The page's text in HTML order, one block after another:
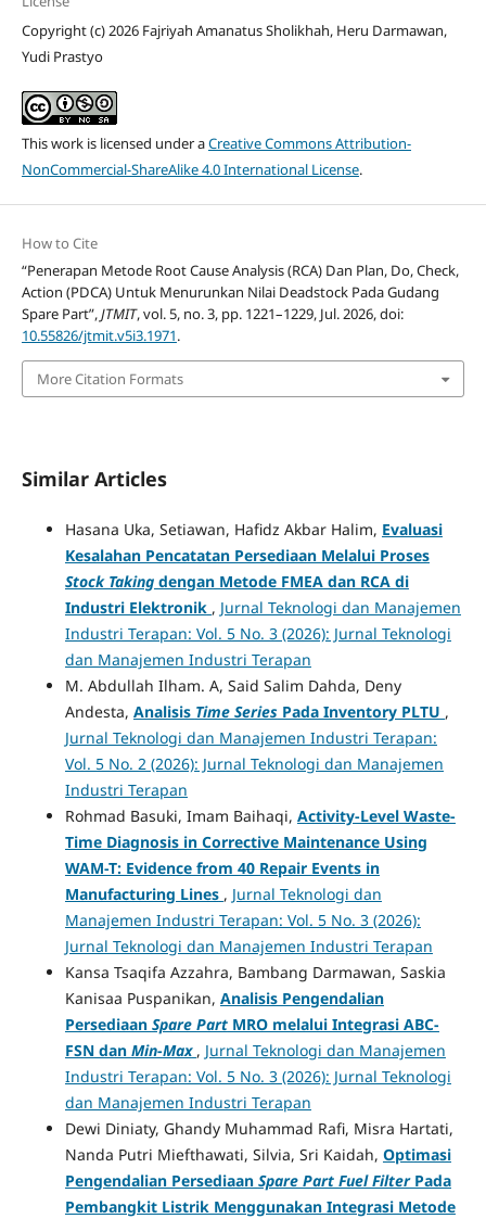
Copyright (c) 2026 Fajriyah Amanatus Sholikhah, Heru Darmawan,
Yudi Prastyo
This work is licensed under aCreative Commons Attribution-
NonCommercial-ShareAlike 4.0 International License.
How to Cite
“Penerapan Metode Root Cause Analysis (RCA) Dan Plan, Do, Check,
Action (PDCA) Untuk Menurunkan Nilai Deadstock Pada Gudang
Spare Part”,JTMIT, vol. 5, no. 3, pp. 1221–1229, Jul. 2026, doi:
10.55826/jtmit.v5i3.1971.
More Citation Formats
Similar Articles
Hasana Uka, Setiawan, Hafidz Akbar Halim, Evaluasi
Kesalahan Pencatatan Persediaan Melalui Proses
Stock Takingdengan Metode FMEA dan RCA di
Industri Elektronik , Jurnal Teknologi dan Manajemen
Industri Terapan: Vol. 5 No. 3 (2026): Jurnal Teknologi
dan Manajemen Industri Terapan
M. Abdullah Ilham. A, Said Salim Dahda, Deny
Andesta, Analisis Time Series Pada Inventory PLTU ,
Jurnal Teknologi dan Manajemen Industri Terapan:
Vol. 5 No. 2 (2026): Jurnal Teknologi dan Manajemen
Industri Terapan
Rohmad Basuki, Imam Baihaqi, Activity-Level Waste-
Time Diagnosis in Corrective Maintenance Using
WAM-T: Evidence from 40 Repair Events in
Manufacturing Lines , Jurnal Teknologi dan
Manajemen Industri Terapan: Vol. 5 No. 3 (2026):
Jurnal Teknologi dan Manajemen Industri Terapan
Kansa Tsaqifa Azzahra, Bambang Darmawan, Saskia
Kanisaa Puspanikan, Analisis Pengendalian
Persediaan Spare PartMRO melalui Integrasi ABC-
FSN dan Min-Max , Jurnal Teknologi dan Manajemen
Industri Terapan: Vol. 5 No. 3 (2026): Jurnal Teknologi
dan Manajemen Industri Terapan
Dewi Diniaty, Ghandy Muhammad Rafi, Misra Hartati,
Nanda Putri Miefthawati, Silvia, Sri Kaidah, Optimasi
Pengendalian Persediaan Spare Part Fuel FilterPada
Pembangkit Listrik Menggunakan Integrasi Metode